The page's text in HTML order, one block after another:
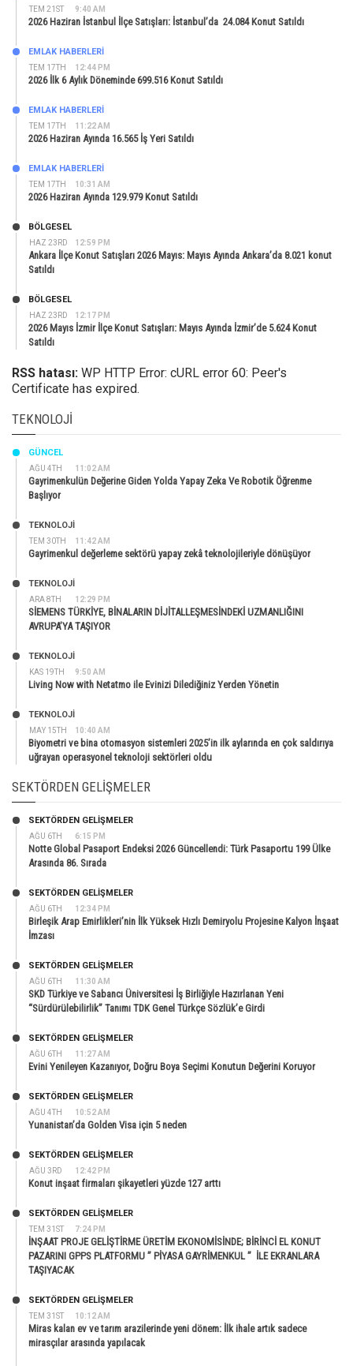
TEM 21ST 9:40 AM
2026 Haziran İstanbul İlçe Satışları: İstanbul’da 24.084 Konut Satıldı
TEM 17TH 12:44 PM
EMLAK HABERLERI
2026 İlk 6 Aylık Döneminde 699.516 Konut Satıldı
TEM 17TH 11:22 AM
EMLAK HABERLERI
2026 Haziran Ayında 16.565 İş Yeri Satıldı
TEM 17TH 10:31 AM
EMLAK HABERLERI
2026 Haziran Ayında 129.979 Konut Satıldı
HAZ 23RD 12:59 PM
BÖLGESEL
Ankara İlçe Konut Satışları 2026 Mayıs: Mayıs Ayında Ankara’da 8.021 konut
Satıldı
HAZ 23RD 12:17 PM
BÖLGESEL
2026 Mayıs İzmir İlçe Konut Satışları: Mayıs Ayında İzmir’de 5.624 Konut
Satıldı
RSS hatası: WP HTTP Error: cURL error 60: Peer's
Certificate has expired.
TEKNOLOJI
AĞU 4TH 11:02 AM
GÜNCEL
Gayrimenkulün Değerine Giden Yolda Yapay Zeka Ve Robotik Öğrenme
Başlıyor
TEM 30TH 11:42 AM
TEKNOLOJİ
Gayrimenkul değerleme sektörü yapay zekâ teknolojileriyle dönüşüyor
ARA 8TH 12:29 PM
TEKNOLOJİ
SİEMENS TÜRKİYE, BİNALARIN DİJİTALLEŞMESİNDEKİ UZMANLIĞINI
AVRUPA’YA TAŞIYOR
KAS 19TH 9:50 AM
TEKNOLOJİ
Living Now with Netatmo ile Evinizi Dilediğiniz Yerden Yönetin
MAY 15TH 10:40 AM
TEKNOLOJİ
Biyometri ve bina otomasyon sistemleri 2025’in ilk aylarında en çok saldırıya
uğrayan operasyonel teknoloji sektörleri oldu
SEKTÖRDEN GELIŞMELER
AĞU 6TH 6:15 PM
SEKTÖRDEN GELIŞMELER
Notte Global Pasaport Endeksi 2026 Güncellendi: Türk Pasaportu 199 Ülke
Arasında 86. Sırada
AĞU 6TH 12:34 PM
SEKTÖRDEN GELIŞMELER
Birleşik Arap Emirlikleri’nin İlk Yüksek Hızlı Demiryolu Projesine Kalyon İnşaat
İmzası
AĞU 6TH 11:30 AM
SEKTÖRDEN GELIŞMELER
SKD Türkiye ve Sabancı Üniversitesi İş Birliğiyle Hazırlanan Yeni
“Sürdürülebilirlik” Tanımı TDK Genel Türkçe Sözlük’e Girdi
AĞU 6TH 11:27 AM
SEKTÖRDEN GELIŞMELER
Evini Yenileyen Kazanıyor, Doğru Boya Seçimi Konutun Değerini Koruyor
AĞU 4TH 10:52 AM
SEKTÖRDEN GELIŞMELER
Yunanistan’da Golden Visa için 5 neden
AĞU 3RD 12:42 PM
SEKTÖRDEN GELIŞMELER
Konut inşaat firmaları şikayetleri yüzde 127 arttı
TEM 31ST 7:24 PM
SEKTÖRDEN GELIŞMELER
İNŞAAT PROJE GELİŞTİRME ÜRETİM EKONOMİSİNDE; BİRİNCİ EL KONUT
PAZARINI GPPS PLATFORMU ” PİYASA GAYRİMENKUL ” İLE EKRANLARA
TAŞIYACAK
TEM 31ST 10:12 AM
SEKTÖRDEN GELIŞMELER
Miras kalan ev ve tarım arazilerinde yeni dönem: İlk ihale artık sadece
mirasçılar arasında yapılacak